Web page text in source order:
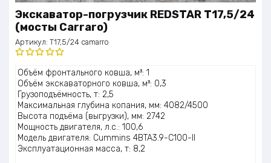
Экскаватор-погрузчик REDSTAR T17,5/24
(мосты Carraro)
Артикул: T17,5/24 camarro
Оценка
5.00 из 5
Объём фронтального ковша, м³: 1
Объём экскаваторного ковша, м³: 0,3
Грузоподъёмность, т: 2,5
Максимальная глубина копания, мм: 4082/4500
Высота подъёма (выгрузки), мм: 2742
Мощность двигателя, л.с.: 100,6
Модель двигателя: Cummins 4BTA3.9-C100-II
Эксплуатационная масса, т: 8,2